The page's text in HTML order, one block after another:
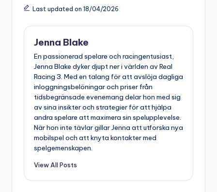
Last updated on 18/04/2026
Jenna Blake
En passionerad spelare och racingentusiast,
Jenna Blake dyker djupt ner i världen av Real
Racing 3. Med en talang för att avslöja dagliga
inloggningsbelöningar och priser från
tidsbegränsade evenemang delar hon med sig
av sina insikter och strategier för att hjälpa
andra spelare att maximera sin spelupplevelse.
När hon inte tävlar gillar Jenna att utforska nya
mobilspel och att knyta kontakter med
spelgemenskapen.
View All Posts